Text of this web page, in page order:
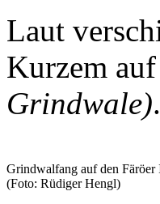
Laut
Kurzem
Grindwale).
Grindwalfang auf den
(Foto: Rüdiger Hengl)